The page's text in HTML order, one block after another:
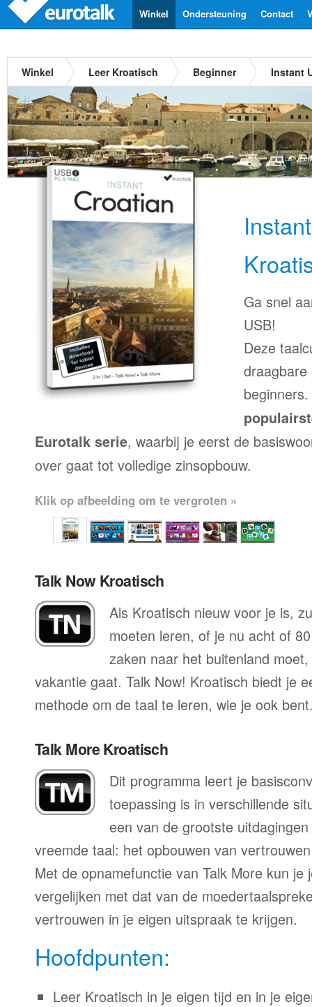
Contact
Ondersteuning
Winkel
Winkel Leer Kroatisch Beginner Instant
Ga snel
USB!
Deze
draagbare
Eurotalk serie, waarbij je eerst de
over gaat tot volledige zinsopbouw.
Klik op afbeelding om te vergroten »
Talk Now Kroatisch
Als Kroatisch nieuw voor je is,
moeten leren, of je nu acht of
zaken naar het buitenland
vakantie gaat. Talk Now! Kroatisch biedt je
methode om de taal te leren, wie je ook
Talk More Kroatisch
Dit programma leert je
toepassing is in verschillende
een van de grootste
vreemde taal: het opbouwen van
Met de opnamefunctie van Talk More kun je
vergelijken met dat van de
vertrouwen in je eigen uitspraak te krijgen.
Hoofdpunten:
Leer Kroatisch in je eigen tijd en in je